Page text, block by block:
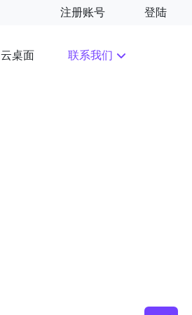
注册账号 登陆
云桌面 联系我们